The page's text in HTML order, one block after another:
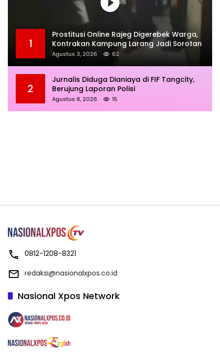
1
Prostitusi Online Rajeg Digerebek Warga,
Kontrakan Kampung Larang Jadi Sorotan
Agustus 3, 2026 62
2
Jurnalis Diduga Dianiaya di FIF Tangcity,
Berujung Laporan Polisi
Agustus 8, 2026 15
0812-1208-8321
redaksi@nasionalxpos.co.id
Nasional Xpos Network